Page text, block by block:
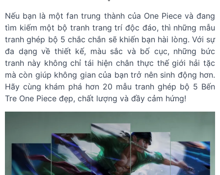
Nếu bạn là một fan trung thành của One Piece và đang
tìm kiếm một bộ tranh trang trí độc đáo, thì những mẫu
tranh ghép bộ 5 chắc chắn sẽ khiến bạn hài lòng. Với sự
đa dạng về thiết kế, màu sắc và bố cục, những bức
tranh này không chỉ tái hiện chân thực thế giới hải tặc
mà còn giúp không gian của bạn trở nên sinh động hơn.
Hãy cùng khám phá hơn 20 mẫu tranh ghép bộ 5 Bến
Tre One Piece đẹp, chất lượng và đầy cảm hứng!